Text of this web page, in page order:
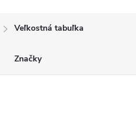
Veľkostná tabuľka
Značky